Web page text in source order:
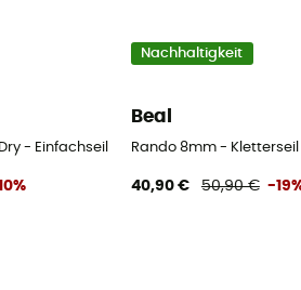
- Einfachseil
Nachhaltigkeit
Beal
Rando 8mm - Kletterseil
40,90 € 50,90 € -